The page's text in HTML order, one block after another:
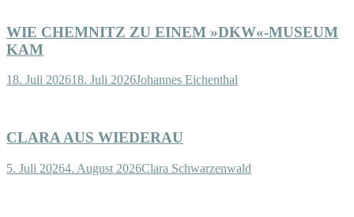
WIE CHEMNITZ ZU EINEM »DKW«-MUSEUM
KAM
18. Juli 202618. Juli 2026Johannes Eichenthal
CLARA AUS WIEDERAU
5. Juli 20264. August 2026Clara Schwarzenwald